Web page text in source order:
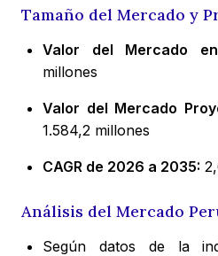
Tamaño del Mercado y
Valor del Mercado
millones
Valor del Mercado
1.584,2 millones
CAGR de 2026 a 2035:
Análisis del Mercado
Según datos de la